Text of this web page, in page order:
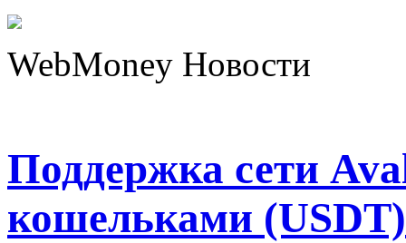
WebMoney Новости
Поддержка сети
кошельками (USDT)